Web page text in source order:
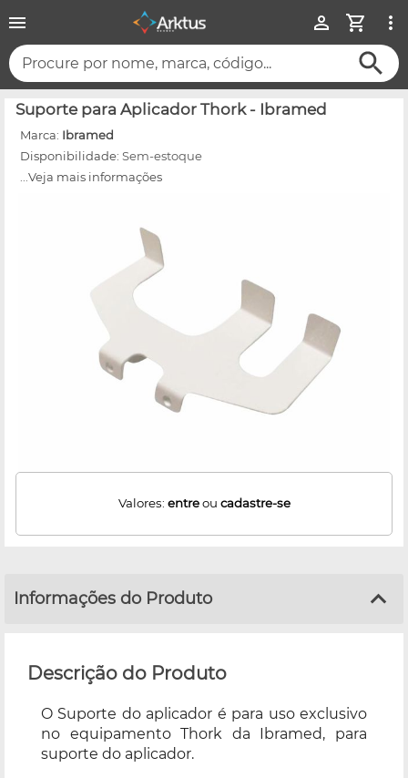
Procure por nome, marca, código...
Suporte para Aplicador Thork - Ibramed
Marca: Ibramed
Disponibilidade: Sem-estoque
...Veja mais informações
Valores: entreou cadastre-se
Informações do Produto
Descrição do Produto
O Suporte do aplicador é para uso exclusivo
no equipamento Thork da Ibramed, para
suporte do aplicador.